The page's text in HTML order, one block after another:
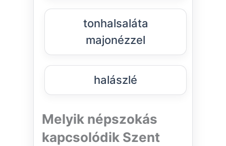
tonhalsaláta
majonézzel
halászlé
Melyik népszokás
kapcsolódik Szent